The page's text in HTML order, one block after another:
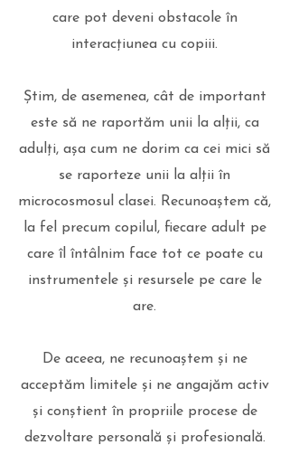
care pot deveni obstacole în
interacțiunea cu copiii.
Știm, de asemenea, cât de important
este să ne raportăm unii la alții, ca
adulți, așa cum ne dorim ca cei mici să
se raporteze unii la alții în
microcosmosul clasei. Recunoaștem că,
la fel precum copilul, fiecare adult pe
care îl întâlnim face tot ce poate cu
instrumentele și resursele pe care le
are.
De aceea, ne recunoaștem și ne
acceptăm limitele și ne angajăm activ
și conștient în propriile procese de
dezvoltare personală și profesională.